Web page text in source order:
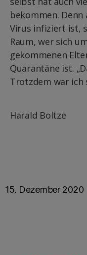
bekommen. Denn
Virus infiziert ist,
Raum, wer sich
gekommenen
Quarantäne ist.
Trotzdem war ich
Harald Boltze
15. Dezember 2020